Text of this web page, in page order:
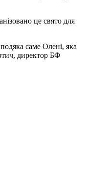
це свято для
саме Олені, яка
директор БФ